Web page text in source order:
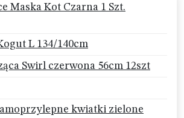
Maska Kot Czarna 1 Szt.
L 134/140cm
Swirl czerwona 56cm 12szt
kwiatki zielone